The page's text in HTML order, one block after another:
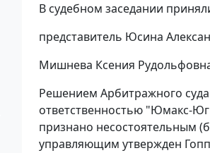
В судебном заседании
представитель Юсина
Мишнева Ксения
Решением Арбитражного
ответственностью "Юмакс-
признано несостоятельным
управляющим утвержден